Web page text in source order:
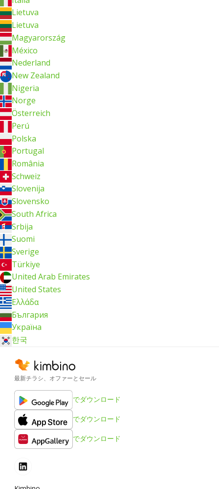
Lietuva
Lietuva
Magyarország
México
Nederland
New Zealand
Nigeria
Norge
Österreich
Perú
Polska
Portugal
România
Schweiz
Slovenija
Slovensko
South Africa
Srbija
Suomi
Sverige
Türkiye
United Arab Emirates
United States
Ελλάδα
България
Україна
한국
最新チラシ、オファーとセール
でダウンロード
でダウンロード
でダウンロード